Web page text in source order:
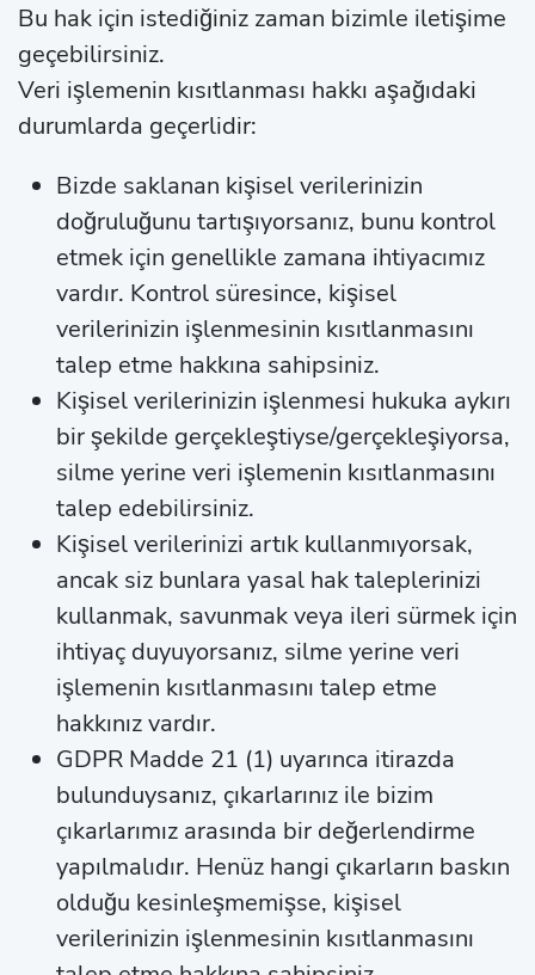
Bu hak için istediğiniz zaman bizimle iletişime
geçebilirsiniz.
Veri işlemenin kısıtlanması hakkı aşağıdaki
durumlarda geçerlidir:
Bizde saklanan kişisel verilerinizin
doğruluğunu tartışıyorsanız, bunu kontrol
etmek için genellikle zamana ihtiyacımız
vardır. Kontrol süresince, kişisel
verilerinizin işlenmesinin kısıtlanmasını
talep etme hakkına sahipsiniz.
Kişisel verilerinizin işlenmesi hukuka aykırı
bir şekilde gerçekleştiyse/gerçekleşiyorsa,
silme yerine veri işlemenin kısıtlanmasını
talep edebilirsiniz.
Kişisel verilerinizi artık kullanmıyorsak,
ancak siz bunlara yasal hak taleplerinizi
kullanmak, savunmak veya ileri sürmek için
ihtiyaç duyuyorsanız, silme yerine veri
işlemenin kısıtlanmasını talep etme
hakkınız vardır.
GDPR Madde 21 (1) uyarınca itirazda
bulunduysanız, çıkarlarınız ile bizim
çıkarlarımız arasında bir değerlendirme
yapılmalıdır. Henüz hangi çıkarların baskın
olduğu kesinleşmemişse, kişisel
verilerinizin işlenmesinin kısıtlanmasını